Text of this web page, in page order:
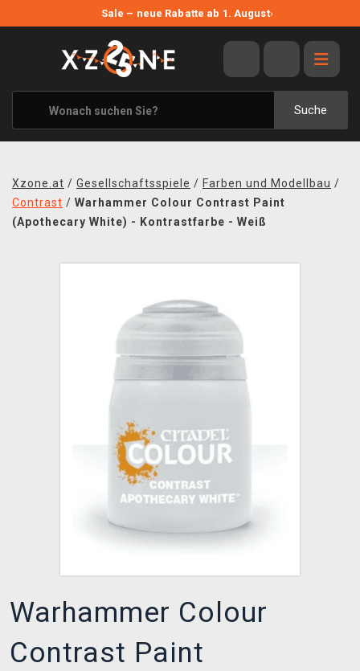
Sale – neue Rabatte ab 1. August›
Suche
ANGEBOTE
ALLE MARKEN
XZONE ORIGINALS
KLEIDUNG & ACCESSOIRES
BÜCHER & COMICS
Xzone.at / Gesellschaftsspiele / Farben und Modellbau /
Contrast / Warhammer Colour Contrast Paint
(Apothecary White) - Kontrastfarbe - Weiß
Warhammer Colour
Contrast Paint